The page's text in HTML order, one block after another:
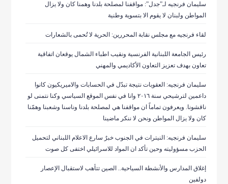
سليمان فرنجيه لـ”جدل”: مواقفنا لمصلحة بلدنا وهمنا كان ولا يزال
المواطن ولبنان لا يقوم الا بتسوية وطنية
لقاء فرنجيه مع مجلس نقابة المحررين: الحرية لا تُحمى بالشعارات
رئيس الجامعة اللبنانية الفرنسية ونقيب اطباء الشمال يوقعان اتفاقية
تعاون بهدف تعزيز التعاون الأكاديمي والمهني
سليمان فرنجيه: العقوبات نتيجة تبدّل في الحسابات والاميريكيون كانوا
داعمين لترشيحي سنة ٢٠١٦ وانا في نفس الموقع السياسي وكنا نتمنى لو
ناقشونا. ويعرفون تماماً ان مواقفنا هي لمصلحة بلدنا وناسنا وشعبنا وهمّنا
كان ولا يزال المواطن ونحن لا ننكر ماضينا
سليمان فرنجيه: النيترات في الجنوب خبرٌ سارع الاعلام اللبناني لتحميل
الحزب مسؤوليته وحين تأكد ان المواد للاسرائيلي اختفى كل صوت
إغلاق المدارس والأنشطة السياحية.. الصين تتأهب لاستقبال الإعصار
دولفين